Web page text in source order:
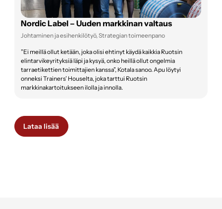
Nordic Label – Uuden markkinan valtaus
Johtaminen ja esihenkilötyö, Strategian toimeenpano
”Ei meillä ollut ketään, joka olisi ehtinyt käydä kaikkia Ruotsin
elintarvikeyrityksiä läpi ja kysyä, onko heillä ollut ongelmia
tarraetikettien toimittajien kanssa”, Kotala sanoo. Apu löytyi
onneksi Trainers’ Houselta, joka tarttui Ruotsin
markkinakartoitukseen ilolla ja innolla.
Lataa lisää